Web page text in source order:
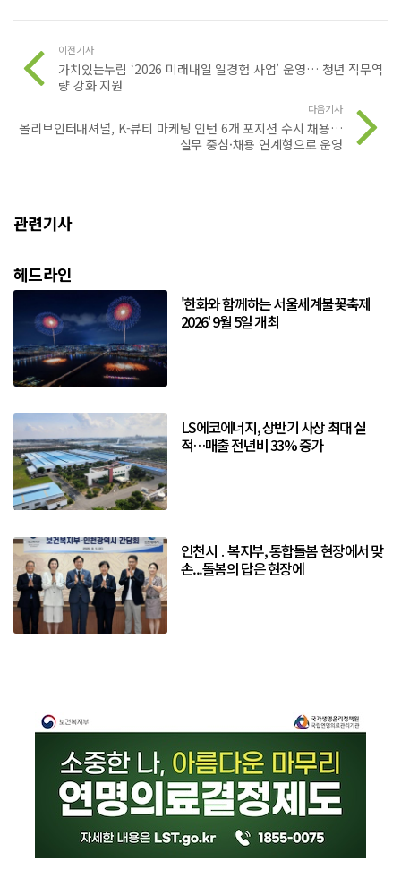
이전기사
가치있는누림 ‘2026 미래내일 일경험 사업’ 운영… 청년 직무역
량 강화 지원
다음기사
올리브인터내셔널, K-뷰티 마케팅 인턴 6개 포지션 수시 채용…
실무 중심·채용 연계형으로 운영
관련기사
헤드라인
'한화와 함께하는 서울세계불꽃축제
2026' 9월 5일 개최
LS에코에너지, 상반기 사상 최대 실
적…매출 전년비 33% 증가
인천시 ․ 복지부, 통합돌봄 현장에서 맞
손...돌봄의 답은 현장에